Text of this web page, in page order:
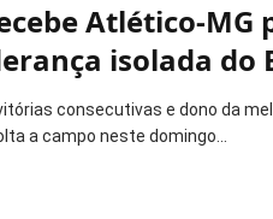
Atlético-MG
isolada do
consecutivas e dono da
a campo neste domingo…